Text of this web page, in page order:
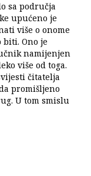
sa područja
upućeno je
više o onome
biti. Ono je
namijenjen
više od toga.
čitatelja
promišljeno
U tom smislu